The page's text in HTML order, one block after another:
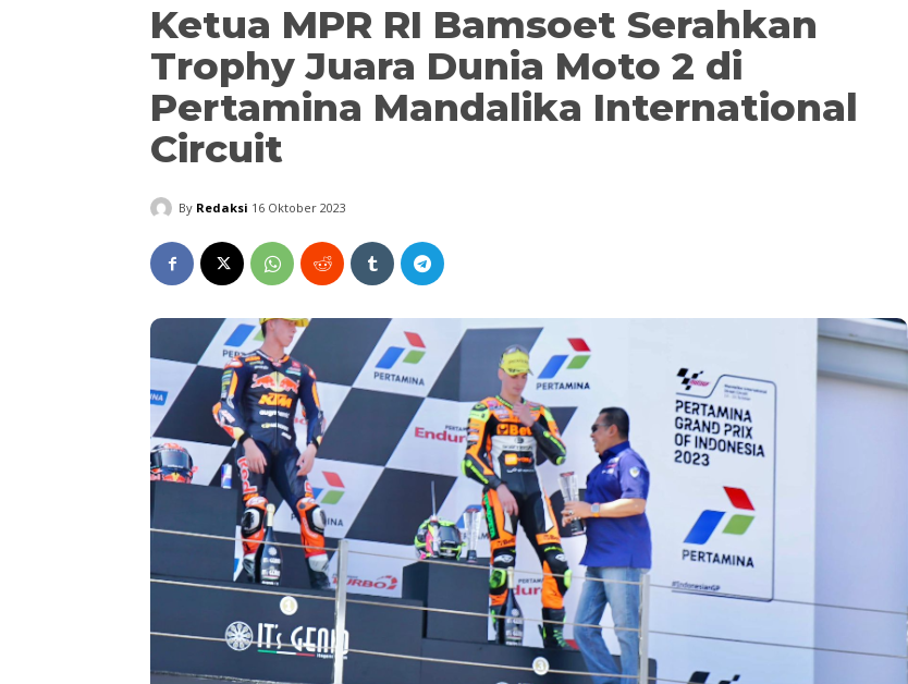
Ketua MPR RI Bamsoet Serahkan
Trophy Juara Dunia Moto 2 di
Pertamina Mandalika International
Circuit
By Redaksi 16 Oktober 2023